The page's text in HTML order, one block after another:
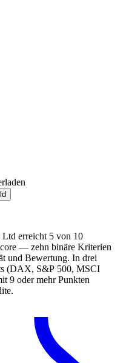
Ltd erreicht 5 von 10
— zehn binäre Kriterien
und Bewertung. In drei
(DAX, S&P 500, MSCI
9 oder mehr Punkten